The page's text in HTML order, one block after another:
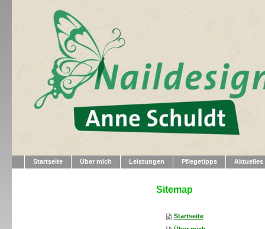
Startseite Über mich Leistungen Pflegetipps Aktuelles
Sitemap
Startseite